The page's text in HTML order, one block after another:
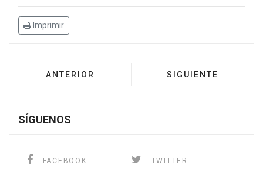
Imprimir
ANTERIOR SIGUIENTE
SÍGUENOS
FACEBOOK TWITTER